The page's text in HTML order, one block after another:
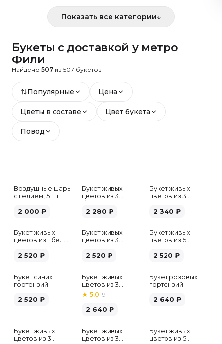
Показать все категории↓
Букеты с доставкой у метро
Фили
Найдено 507 из 507 букетов
Популярные Цена
Цветы в составе Цвет букета
Повод
Воздушные шары
с гелием, 5 шт
2 000 ₽
Букет живых
цветов из 3
2 280 ₽
Букет живых
цветов из 3
2 340 ₽
Букет живых
цветов из 1 белой
2 520 ₽
Букет живых
цветов из 3
2 520 ₽
Букет живых
цветов из 5
микс
2 520 ₽
Букет синих
гортензий
2 520 ₽
Букет живых
цветов из 3
розовых пионов
★ 5.0· 9
2 640 ₽
Букет розовых
гортензий
2 640 ₽
Букет живых
цветов из 3
Букет живых
цветов из 3
Хит
Букет живых
цветов из 5